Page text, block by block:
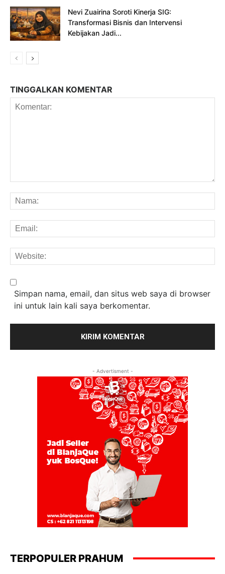
Nevi Zuairina Soroti Kinerja SIG:
Transformasi Bisnis dan Intervensi
Kebijakan Jadi...
TINGGALKAN KOMENTAR
Simpan nama, email, dan situs web saya di browser
ini untuk lain kali saya berkomentar.
- Advertisment -
TERPOPULER PRAHUM